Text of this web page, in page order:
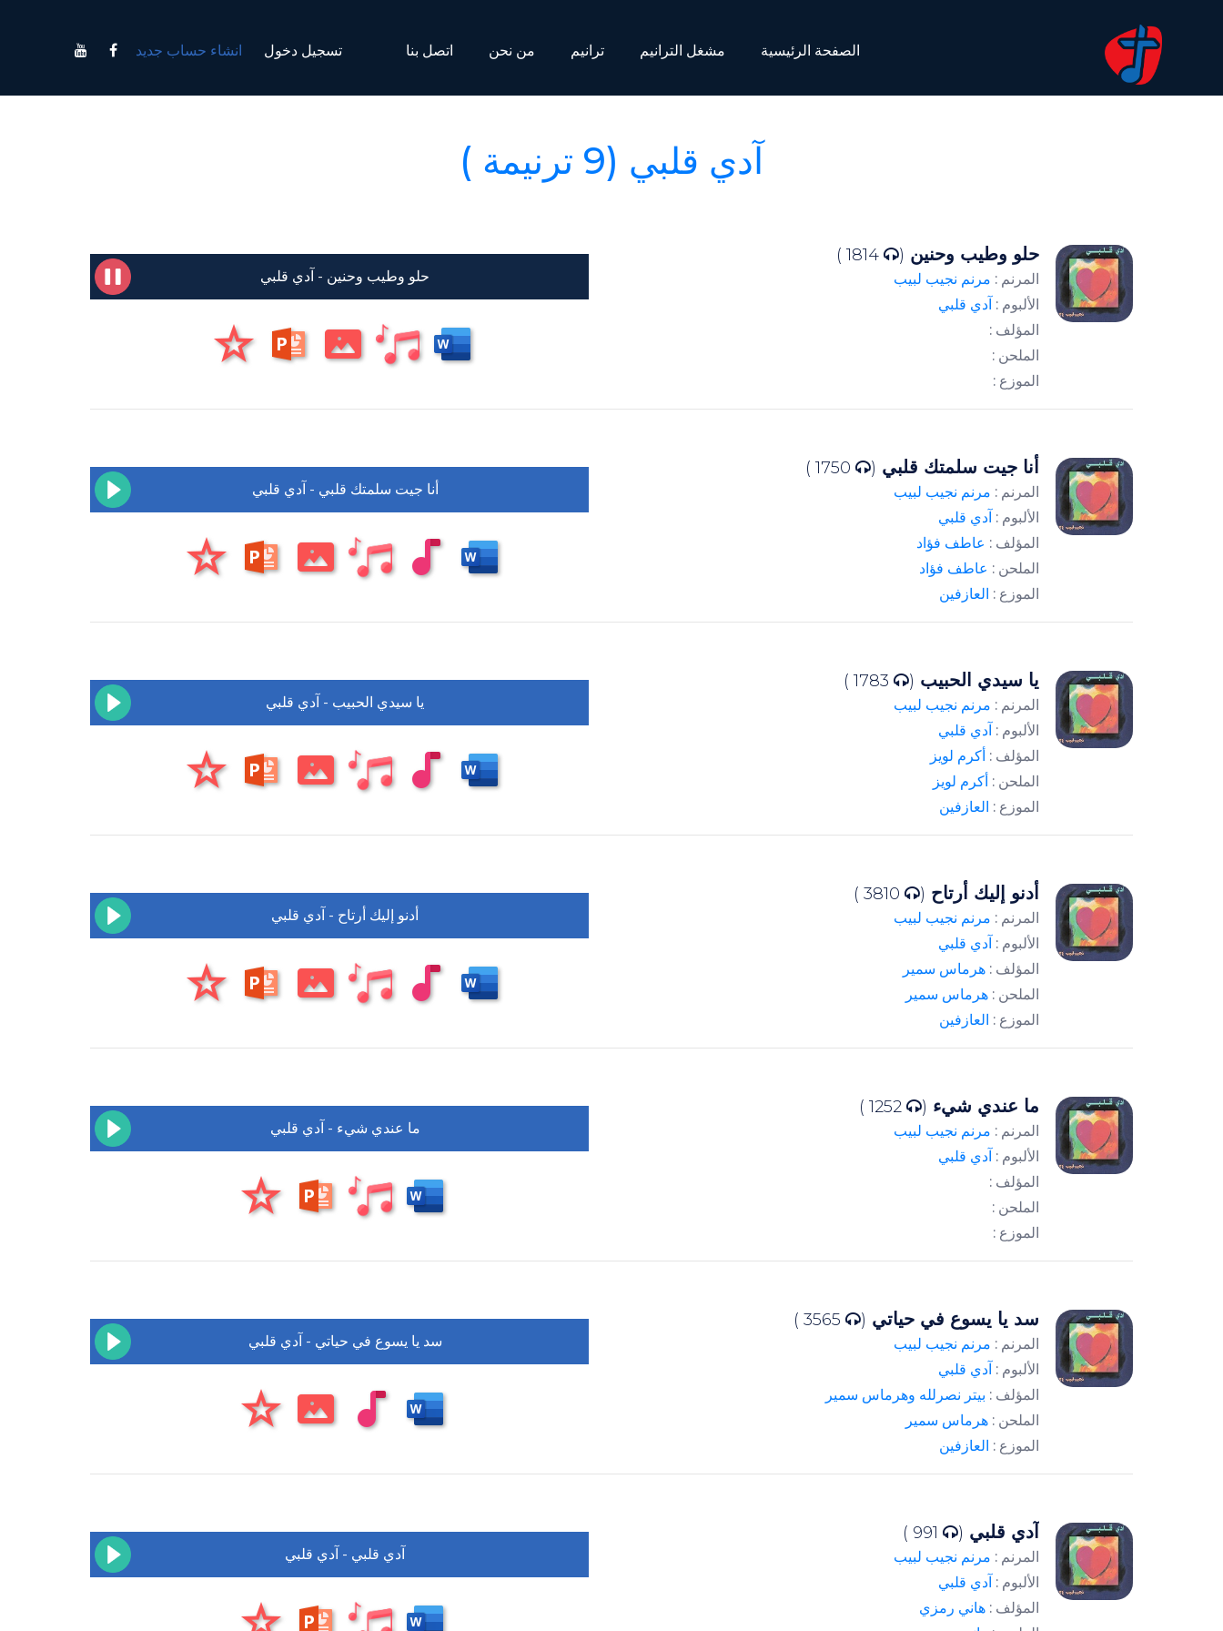
تسجيل دخول انشاء حساب جديد الصفحة الرئيسية مشغل الترانيم ترانيم من نحن اتصل بنا
آدي قلبي (9 ترنيمة )
حلو وطيب وحنين (
المرنم : مرنم نجيب لبيب
الألبوم : آدي قلبي
المؤلف :
الملحن :
الموزع :
حلو وطيب وحنين - آدي قلبي
أنا جيت سلمتك قلبي (
المرنم : مرنم نجيب لبيب
الألبوم : آدي قلبي
المؤلف : عاطف فؤاد
الملحن : عاطف فؤاد
الموزع : العازفين
أنا جيت سلمتك قلبي - آدي قلبي
يا سيدي الحبيب (
المرنم : مرنم نجيب لبيب
الألبوم : آدي قلبي
المؤلف : أكرم لويز
الملحن : أكرم لويز
الموزع : العازفين
يا سيدي الحبيب - آدي قلبي
أدنو إليك أرتاح (
المرنم : مرنم نجيب لبيب
الألبوم : آدي قلبي
المؤلف : هرماس سمير
الملحن : هرماس سمير
الموزع : العازفين
أدنو إليك أرتاح - آدي قلبي
ما عندي شيء (
المرنم : مرنم نجيب لبيب
الألبوم : آدي قلبي
المؤلف :
الملحن :
الموزع :
ما عندي شيء - آدي قلبي
سد يا يسوع في حياتي (
المرنم : مرنم نجيب لبيب
الألبوم : آدي قلبي
المؤلف : بيتر نصرلله وهرماس سمير
الملحن : هرماس سمير
الموزع : العازفين
سد يا يسوع في حياتي - آدي قلبي
آدي قلبي (
المرنم : مرنم نجيب لبيب
الألبوم : آدي قلبي
المؤلف : هاني رمزي
آدي قلبي - آدي قلبي